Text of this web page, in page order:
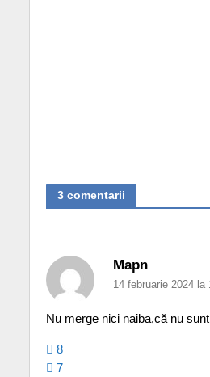
3 comentarii
Mapn
14 februarie 2024 la
Nu merge nici naiba,că nu
8
7